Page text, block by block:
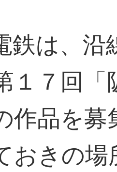
は、沿
１７回
作品を
おきの